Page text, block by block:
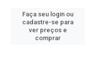
Faça seu login ou
cadastre-se para
ver preços e
comprar